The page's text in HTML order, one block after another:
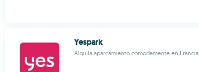
Yespark
Alquila aparcamiento cómodamente en Francia